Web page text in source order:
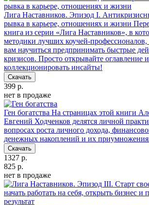
Лига Наставников. Эпизод I.
рывка в карьере, отношениях и жизни
книга из серии «Лига Наставников», в
методики лучших коучей-
вам научиться предпринимать быстрые
кризисов. Просто открывайте оглавление
коллекционировать инсайты!
Скачать
399 р.
нет в продаже
Ген богатства На страницах этой книги
Евгений Ходченков делятся личной
вопросах роста личного дохода,
денежных накоплений и их
Скачать
1327 р.
825 р.
нет в продаже